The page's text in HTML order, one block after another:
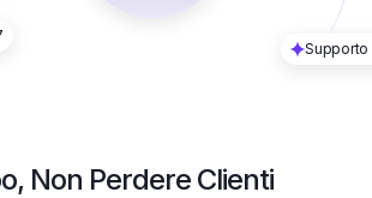
Supporto
Non Perdere Clienti